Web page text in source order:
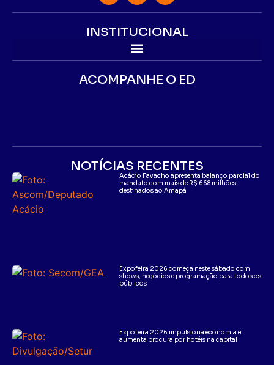
INSTITUCIONAL
ACOMPANHE O ED
NOTÍCIAS RECENTES
Acácio Favacho apresenta balanço parcial do
mandato com mais de R$ 668 milhões
destinados ao Amapá
Expofeira 2026 começa neste sábado com
shows, negócios e programação para todos os
públicos
Expofeira 2026 impulsiona economia e
aumenta procura por hotéis na capital